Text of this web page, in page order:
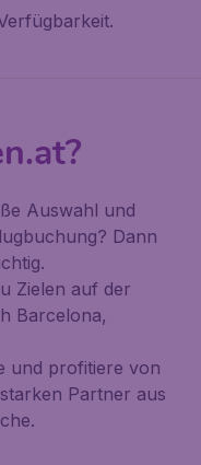
Auswahl und
Dann
Zielen auf der
Barcelona,
und profitiere von
Partner aus